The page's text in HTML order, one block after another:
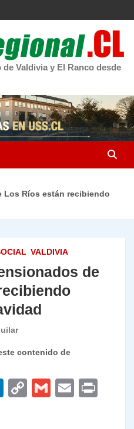
Valdivia y El Ranco desde
Los Ríos están recibiendo
VALDIVIA
de
contenido de
Li
C
G
E